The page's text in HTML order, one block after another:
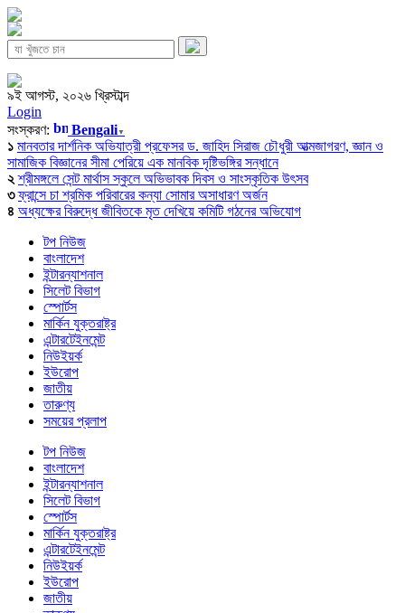
৯ই আগস্ট, ২০২৬ খ্রিস্টাব্দ
Login
সংস্করণ:
Bengali▼
১ মানবতার দার্শনিক অভিযাত্রী প্রফেসর ড. জাহিদ সিরাজ চৌধুরী আত্মজাগরণ, জ্ঞান ও
সামাজিক বিজ্ঞানের সীমা পেরিয়ে এক মানবিক দৃষ্টিভঙ্গির সন্ধানে
২ শ্রীমঙ্গলে সেন্ট মার্থাস স্কুলে অভিভাবক দিবস ও সাংস্কৃতিক উৎসব
৩ ফ্রান্সে চা শ্রমিক পরিবারের কন্যা সোমার অসাধারণ অর্জন
৪ অধ্যক্ষের বিরুদ্ধে জীবিতকে মৃত দেখিয়ে কমিটি গঠনের অভিযোগ
টপ নিউজ
বাংলাদেশ
ইন্টারন্যাশনাল
সিলেট বিভাগ
স্পোর্টস
মার্কিন যুক্তরাষ্ট্র
এন্টারটেইনমেন্ট
নিউইয়র্ক
ইউরোপ
জাতীয়
তারুণ্য
সময়ের প্রলাপ
টপ নিউজ
বাংলাদেশ
ইন্টারন্যাশনাল
সিলেট বিভাগ
স্পোর্টস
মার্কিন যুক্তরাষ্ট্র
এন্টারটেইনমেন্ট
নিউইয়র্ক
ইউরোপ
জাতীয়